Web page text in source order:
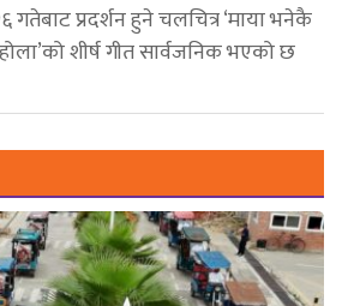
गतेबाट प्रदर्शन हुने चलचित्र ‘माया भनेकै
शीर्ष गीत सार्वजनिक भएको छ